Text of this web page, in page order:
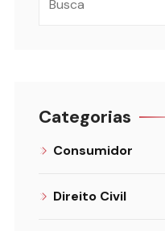
Categorias
Consumidor
Direito Civil